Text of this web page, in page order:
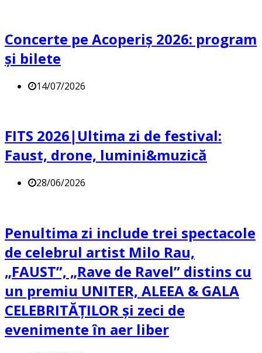
Concerte pe Acoperiș 2026: program
și bilete
14/07/2026
FITS 2026|Ultima zi de festival:
Faust, drone, lumini&muzică
28/06/2026
Penultima zi include trei spectacole
de celebrul artist Milo Rau,
„FAUST”, „Rave de Ravel” distins cu
un premiu UNITER, ALEEA & GALA
CELEBRITĂȚILOR și zeci de
evenimente în aer liber